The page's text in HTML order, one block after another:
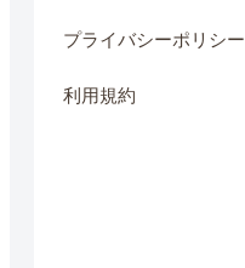
プライバシーポリシー
利用規約